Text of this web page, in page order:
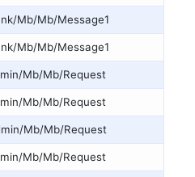
Mb/Mb/Message1
Mb/Mb/Message1
Mb/Mb/Request
Mb/Mb/Request
Mb/Mb/Request
Mb/Mb/Request